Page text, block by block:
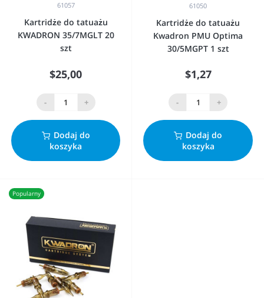
61057
Kartridże do tatuażu
KWADRON 35/7MGLT 20
szt
$25,00
- +
Dodaj do
koszyka
61050
Kartridże do tatuażu
Kwadron PMU Optima
30/5MGPT 1 szt
$1,27
- +
Dodaj do
koszyka
Popularny